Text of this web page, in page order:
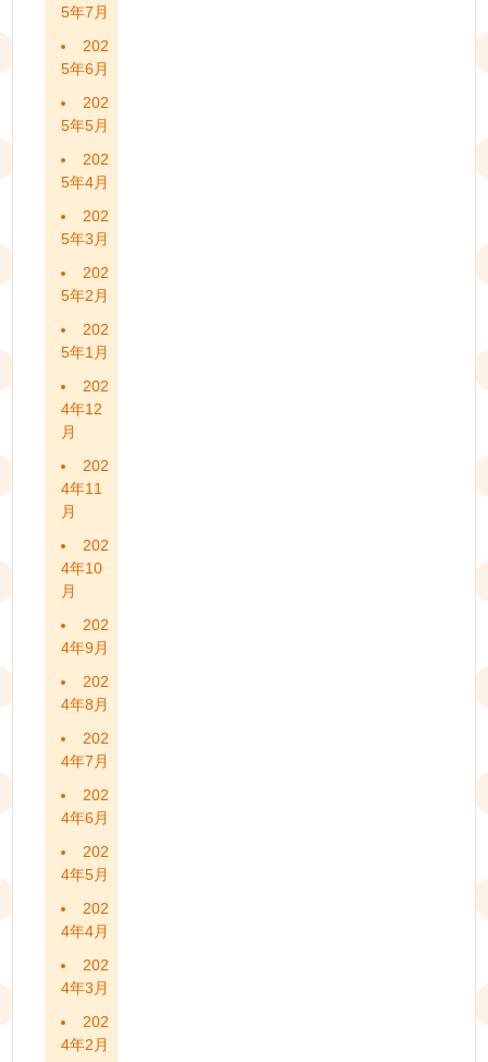
5年7月
202
5年6月
202
5年5月
202
5年4月
202
5年3月
202
5年2月
202
5年1月
202
4年12
月
202
4年11
月
202
4年10
月
202
4年9月
202
4年8月
202
4年7月
202
4年6月
202
4年5月
202
4年4月
202
4年3月
202
4年2月